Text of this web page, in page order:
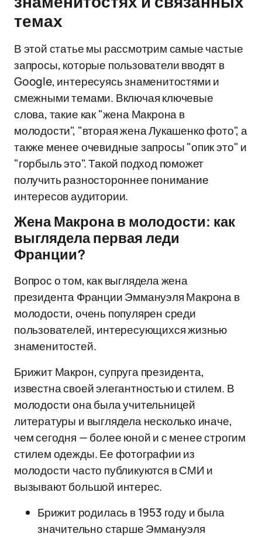
темах
В этой статье мы рассмотрим самые частые
запросы, которые пользователи вводят в
Google, интересуясь знаменитостями и
смежными темами. Включая ключевые
слова, такие как "жена Макрона в
молодости", "вторая жена Лукашенко фото", а
также менее очевидные запросы "опик это" и
"горбыль это". Такой подход поможет
получить разностороннее понимание
интересов аудитории.
Жена Макрона в молодости: как
выглядела первая леди
Франции?
Вопрос о том, как выглядела жена
президента Франции Эммануэля Макрона в
молодости, очень популярен среди
пользователей, интересующихся жизнью
знаменитостей.
Брижит Макрон, супруга президента,
известна своей элегантностью и стилем. В
молодости она была учительницей
литературы и выглядела несколько иначе,
чем сегодня — более юной и с менее строгим
стилем одежды. Ее фотографии из
молодости часто публикуются в СМИ и
вызывают большой интерес.
Брижит родилась в 1953 году и была
значительно старше Эммануэля